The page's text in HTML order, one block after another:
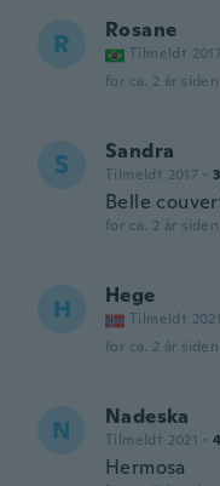
R Rosane
Tilmeldt
for ca. 2 år siden
S Sandra
Tilmeldt 2017 ·
Belle
for ca. 2 år siden
H Hege
Tilmeldt 2021
for ca. 2 år siden
N Nadeska
Tilmeldt 2021 ·
Hermosa